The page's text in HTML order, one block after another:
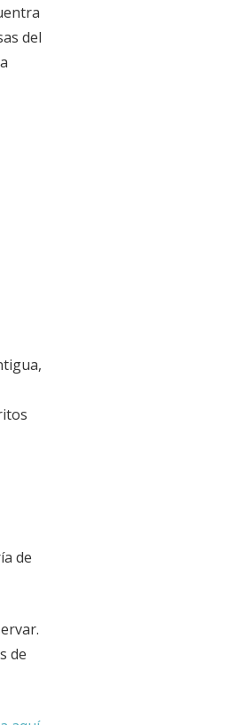
del
de
de